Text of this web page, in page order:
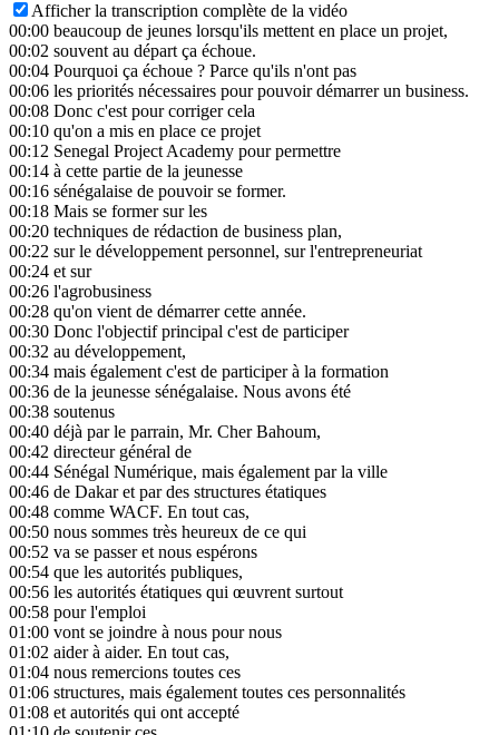
Afficher la transcription complète de la vidéo
00:00 beaucoup de jeunes lorsqu'ils mettent en place un projet,
00:02 souvent au départ ça échoue.
00:04 Pourquoi ça échoue ? Parce qu'ils n'ont pas
00:06 les priorités nécessaires pour pouvoir démarrer un business.
00:08 Donc c'est pour corriger cela
00:10 qu'on a mis en place ce projet
00:12 Senegal Project Academy pour permettre
00:14 à cette partie de la jeunesse
00:16 sénégalaise de pouvoir se former.
00:18 Mais se former sur les
00:20 techniques de rédaction de business plan,
00:22 sur le développement personnel, sur l'entrepreneuriat
00:24 et sur
00:26 l'agrobusiness
00:28 qu'on vient de démarrer cette année.
00:30 Donc l'objectif principal c'est de participer
00:32 au développement,
00:34 mais également c'est de participer à la formation
00:36 de la jeunesse sénégalaise. Nous avons été
00:38 soutenus
00:40 déjà par le parrain, Mr. Cher Bahoum,
00:42 directeur général de
00:44 Sénégal Numérique, mais également par la ville
00:46 de Dakar et par des structures étatiques
00:48 comme WACF. En tout cas,
00:50 nous sommes très heureux de ce qui
00:52 va se passer et nous espérons
00:54 que les autorités publiques,
00:56 les autorités étatiques qui œuvrent surtout
00:58 pour l'emploi
01:00 vont se joindre à nous pour nous
01:02 aider à aider. En tout cas,
01:04 nous remercions toutes ces
01:06 structures, mais également toutes ces personnalités
01:08 et autorités qui ont accepté